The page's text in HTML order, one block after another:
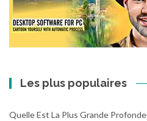
Les plus populaires
Quelle Est La Plus Grande